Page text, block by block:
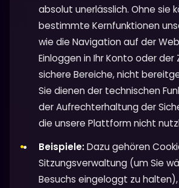
absolut unerlässlich. Ohne sie
bestimmte Kernfunktionen
wie die Navigation auf der
Einloggen in Ihr Konto oder der
sichere Bereiche, nicht
Sie dienen der technischen
der Aufrechterhaltung der
die unsere Plattform nicht
Beispiele:Dazu gehören
Sitzungsverwaltung (um Sie
Besuchs eingeloggt zu